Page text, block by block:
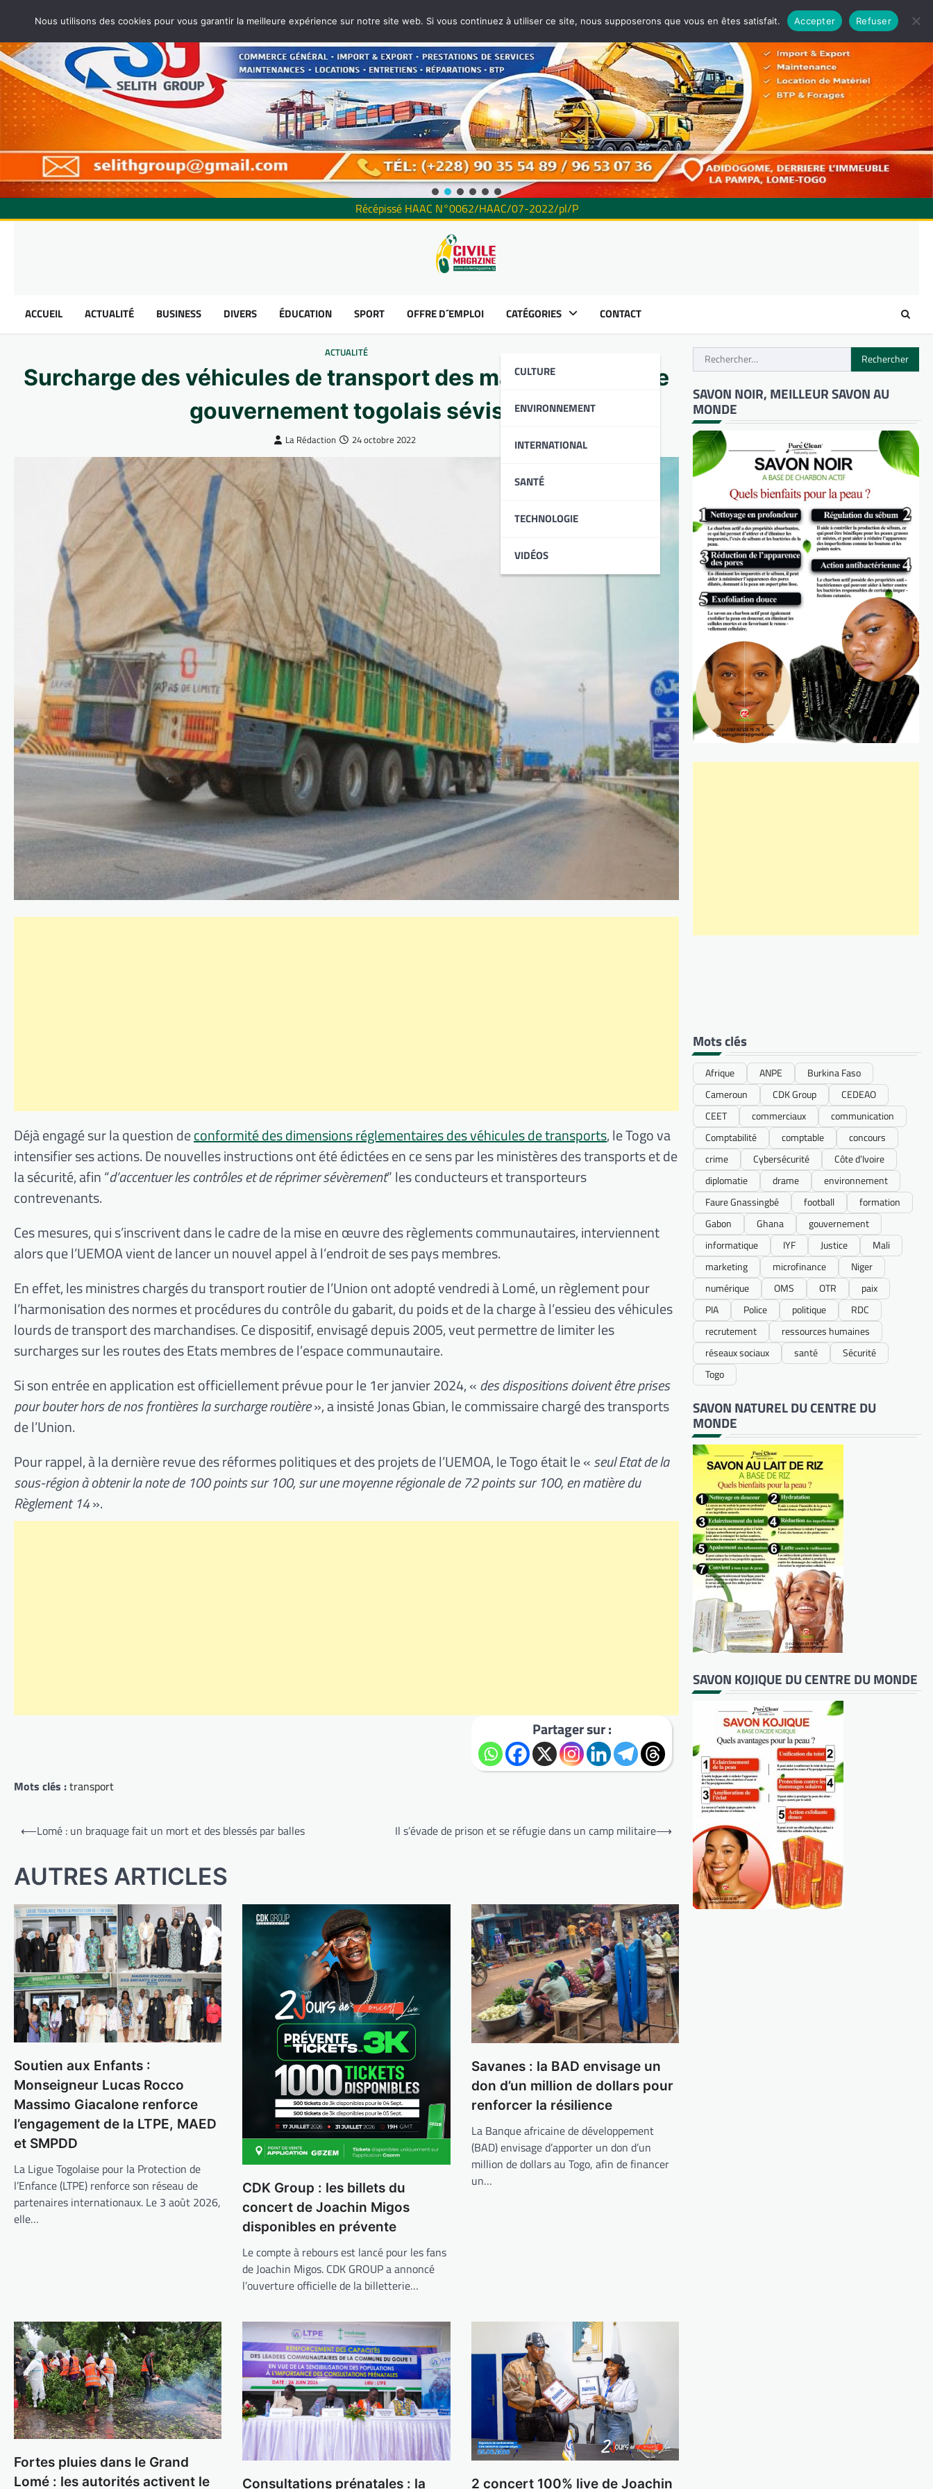
Récépissé HAAC N°0062/HAAC/07-2022/pl/P
ACCUEIL ACTUALITÉ BUSINESS DIVERS ÉDUCATION SPORT OFFRE D´EMPLOI CATÉGORIES
CULTURE
ENVIRONNEMENT
INTERNATIONAL
SANTÉ
TECHNOLOGIE
VIDÉOS
CONTACT
ACTUALITÉ
Surcharge des véhicules de transport des marchandises : le
gouvernement togolais sévis
La Rédaction 24 octobre 2022
Déjà engagé sur la question deconformité des dimensions réglementaires des véhicules de transports, le Togo va
intensifier ses actions. De nouvelles instructions ont été édictées en ce sens par les ministères des transports et de
la sécurité, afin “d’accentuer les contrôles et de réprimer sévèrement” les conducteurs et transporteurs
contrevenants.
Ces mesures, qui s’inscrivent dans le cadre de la mise en œuvre des règlements communautaires, interviennent
alors que l’UEMOA vient de lancer un nouvel appel à l’endroit de ses pays membres.
En effet, les ministres chargés du transport routier de l’Union ont adopté vendredi à Lomé, un règlement pour
l’harmonisation des normes et procédures du contrôle du gabarit, du poids et de la charge à l’essieu des véhicules
lourds de transport des marchandises. Ce dispositif, envisagé depuis 2005, veut permettre de limiter les
surcharges sur les routes des Etats membres de l’espace communautaire.
Si son entrée en application est officiellement prévue pour le 1er janvier 2024, «des dispositions doivent être prises
pour bouter hors de nos frontières la surcharge routière», a insisté Jonas Gbian, le commissaire chargé des transports
de l’Union.
Pour rappel, à la dernière revue des réformes politiques et des projets de l’UEMOA, le Togo était le «seul Etat de la
sous-région à obtenir la note de 100 points sur 100, sur une moyenne régionale de 72 points sur 100, en matière du
Règlement 14».
Partager sur :
Mots clés :transport
Navigation
l’article
⟵Lomé : un braquage fait un mort et des blessés par balles Il s’évade de prison et se réfugie dans un camp militaire⟶
AUTRES ARTICLES
Soutien aux Enfants :
Monseigneur Lucas Rocco
Massimo Giacalone renforce
l’engagement de la LTPE, MAED
et SMPDD
La Ligue Togolaise pour la Protection de
l’Enfance (LTPE) renforce son réseau de
partenaires internationaux. Le 3 août 2026,
elle…
CDK Group : les billets du
concert de Joachin Migos
disponibles en prévente
Le compte à rebours est lancé pour les fans
de Joachin Migos. CDK GROUP a annoncé
l’ouverture officielle de la billetterie…
Savanes : la BAD envisage un
don d’un million de dollars pour
renforcer la résilience
La Banque africaine de développement
(BAD) envisage d’apporter un don d’un
million de dollars au Togo, afin de financer
un…
Fortes pluies dans le Grand
Lomé : les autorités activent le
Consultations prénatales : la 2 concert 100% live de Joachin
Rechercher :
SAVON NOIR, MEILLEUR SAVON AU
MONDE
Mots clés
Afrique ANPE
Burkina Faso
Cameroun
CDK Group
CEDEAO
CEET
commerciaux
communication
Comptabilité
comptable
concours
crime
Cybersécurité
Côte d’Ivoire
diplomatie
drame
environnement
Faure Gnassingbé
football
formation
Gabon
Ghana
gouvernement
informatique
IYF Justice
Mali
marketing
microfinance
Niger
numérique
OMS OTR
paix
PIA
Police politique
RDC
recrutement
ressources humaines
réseaux sociaux
santé
Sécurité
Togo
SAVON NATUREL DU CENTRE DU
MONDE
SAVON KOJIQUE DU CENTRE DU MONDE
Nous utilisons des cookies pour vous garantir la meilleure expérience sur notre site web. Si vous continuez à utiliser ce site, nous supposerons que vous en êtes satisfait. Accepter Refuser